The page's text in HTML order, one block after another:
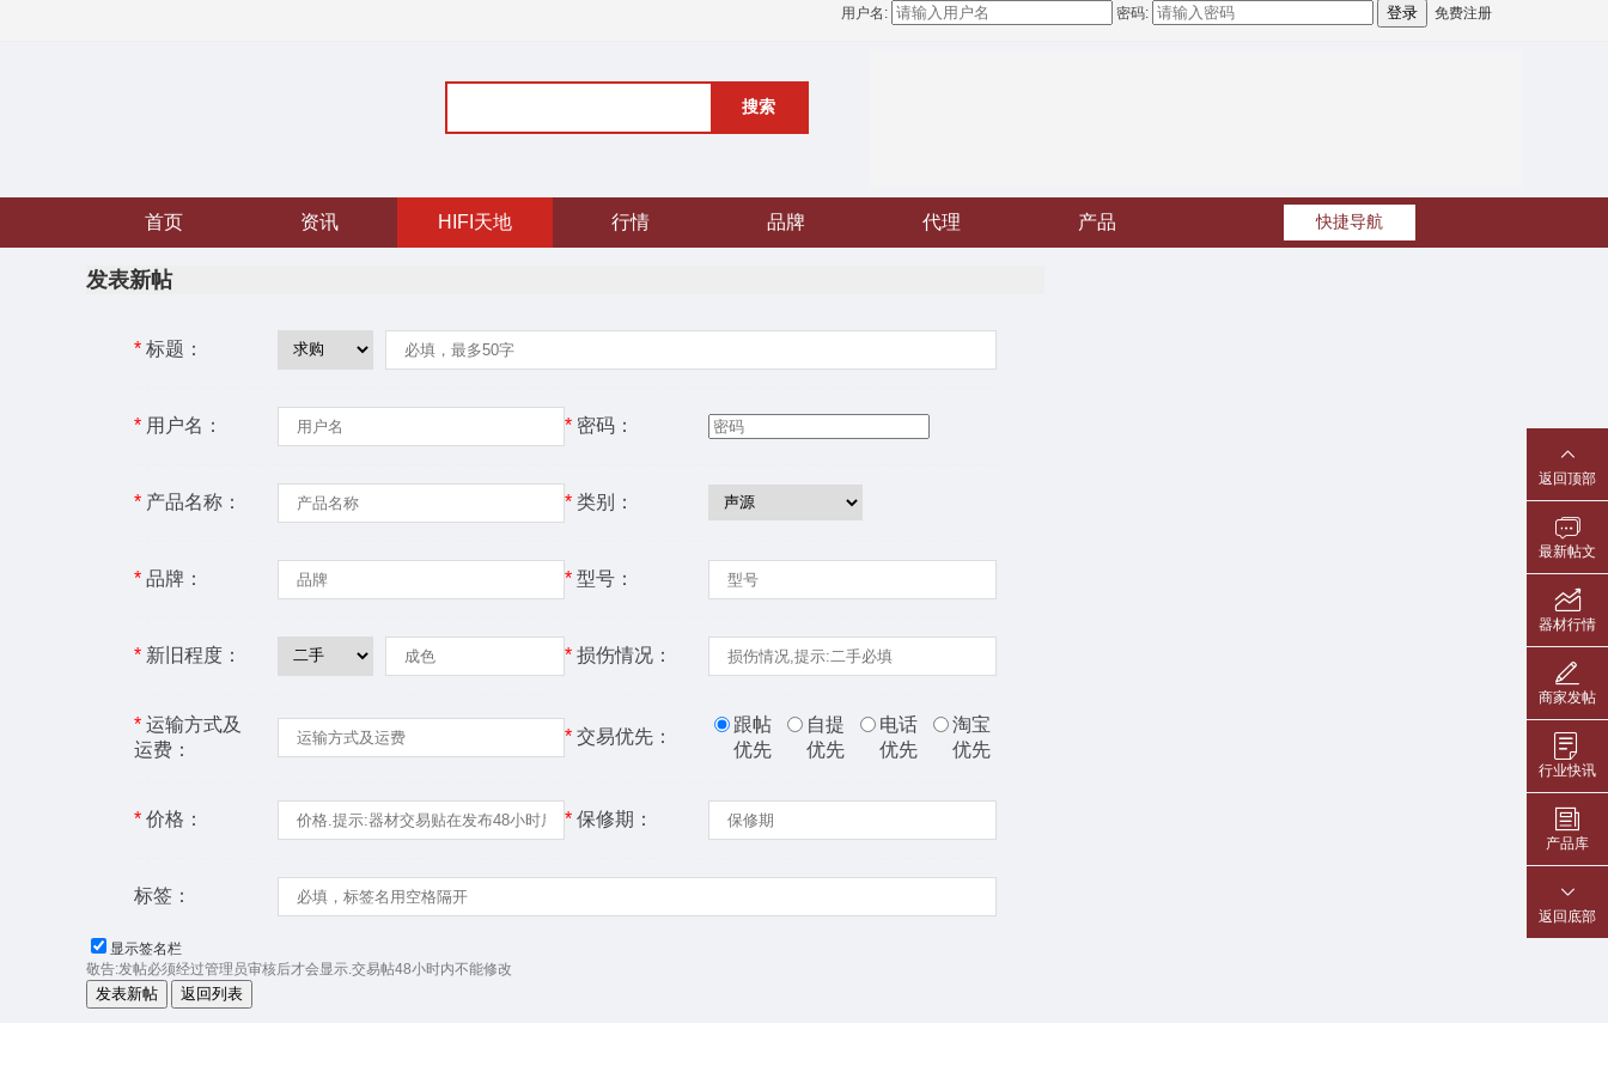
用户名: 密码: 免费注册
搜索
首页 资讯 HIFI天地 行情 品牌 代理 产品 快捷导航
返回顶部
最新帖文
器材行情
商家发帖
行业快讯
产品库
返回底部
发表新帖
* 标题：
* 用户名： * 密码：
* 产品名称： * 类别：
* 品牌： * 型号：
* 新旧程度： * 损伤情况：
* 运输方式及
运费：
* 交易优先：
跟帖
优先
自提
优先
电话
优先
淘宝
优先
* 价格： * 保修期：
标签：
显示签名栏
敬告:发帖必须经过管理员审核后才会显示.交易帖48小时内不能修改
发表新帖 返回列表